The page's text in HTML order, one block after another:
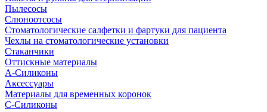
Пылесосы
Слюноотсосы
Стоматологические салфетки и фартуки для пациента
Чехлы на стоматологические установки
Стаканчики
Оттискные материалы
А-Силиконы
Аксессуары
Материалы для временных коронок
С-Силиконы